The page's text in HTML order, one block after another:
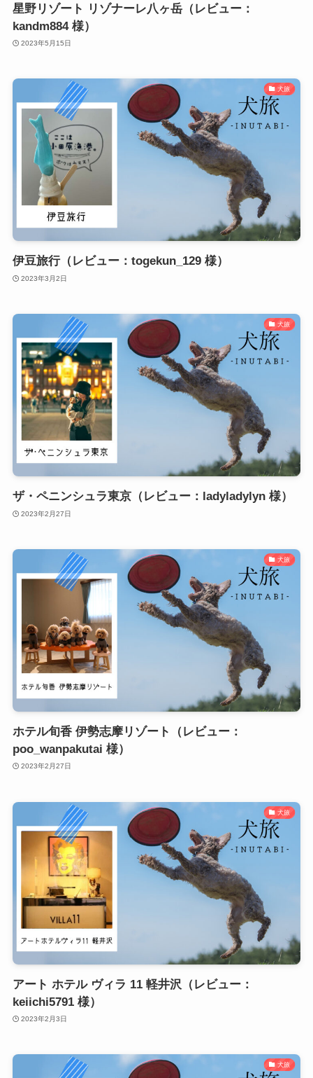
星野リゾート リゾナーレ八ヶ岳（レビュー：
kandm884 様）
2023年5月15日
犬旅
伊豆旅行（レビュー：togekun_129 様）
2023年3月2日
犬旅
ザ・ペニンシュラ東京（レビュー：ladyladylyn 様）
2023年2月27日
犬旅
ホテル旬香 伊勢志摩リゾート（レビュー：
poo_wanpakutai 様）
2023年2月27日
犬旅
アート ホテル ヴィラ 11 軽井沢（レビュー：
keiichi5791 様）
2023年2月3日
犬旅